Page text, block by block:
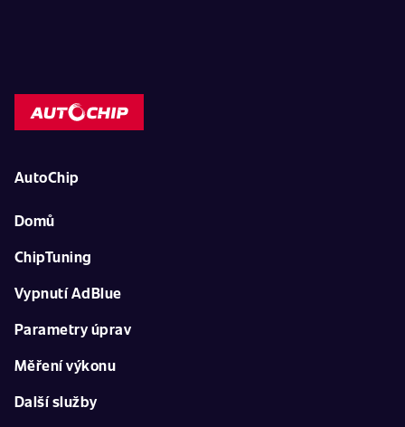
AutoChip
Domů
ChipTuning
Vypnutí AdBlue
Parametry úprav
Měření výkonu
Další služby